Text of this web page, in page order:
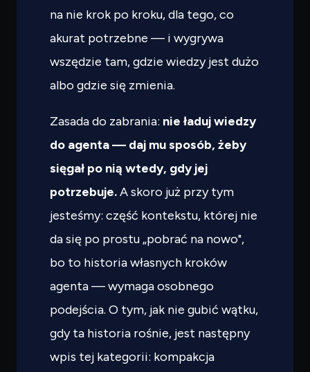
na nie krok po kroku, dla tego, co
akurat potrzebne — i wygrywa
wszędzie tam, gdzie wiedzy jest dużo
albo gdzie się zmienia.
Zasada do zabrania: nie ładuj wiedzy
do agenta — daj mu sposób, żeby
sięgał po nią wtedy, gdy jej
potrzebuje.A skoro już przy tym
jesteśmy: część kontekstu, której nie
da się po prostu „pobrać na nowo",
bo to historia własnych kroków
agenta — wymaga osobnego
podejścia. O tym, jak nie gubić wątku,
gdy ta historia rośnie, jest następny
wpis tej kategorii: kompakcja